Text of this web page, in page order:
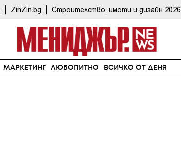
ZinZin.bg Строителство, имоти и дизайн 2026
МАРКЕТИНГ ЛЮБОПИТНО ВСИЧКО ОТ ДЕНЯ